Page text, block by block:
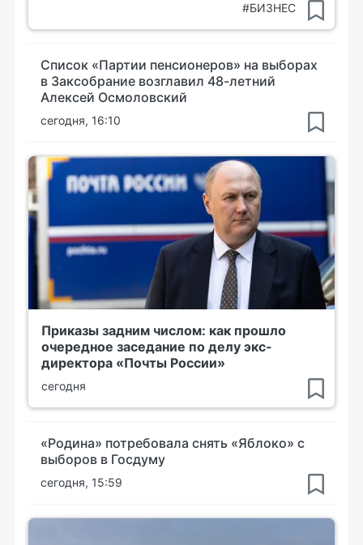
#БИЗНЕС
Список «Партии пенсионеров» на выборах
в Заксобрание возглавил 48-летний
Алексей Осмоловский
сегодня, 16:10
Приказы задним числом: как прошло
очередное заседание по делу экс-
директора «Почты России»
сегодня
«Родина» потребовала снять «Яблоко» с
выборов в Госдуму
сегодня, 15:59